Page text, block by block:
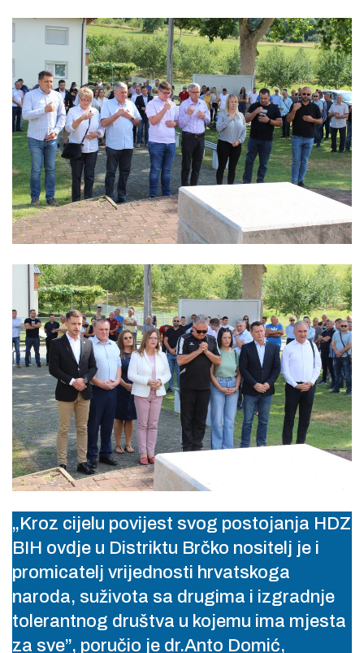
„Kroz cijelu povijest svog postojanja HDZ
BIH ovdje u Distriktu Brčko nositelj je i
promicatelj vrijednosti hrvatskoga
naroda, suživota sa drugima i izgradnje
tolerantnog društva u kojemu ima mjesta
za sve”, poručio je dr.Anto Domić,